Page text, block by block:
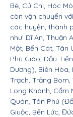
Bè, Củ Chi, Hóc
còn vận chuyển
các huyện, thành
như: Dĩ An, Thuận
Một, Bến Cát, Tân
Phú Giáo, Dầu
Dương), Biên Hòa,
Trạch, Trảng Bom,
Long Khánh, Cẩm
Quán, Tân Phú
Giuộc, Bến Lức,